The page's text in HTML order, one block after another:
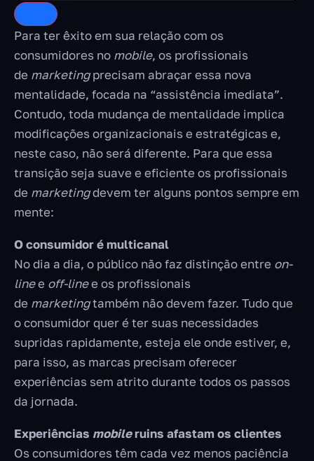
Para ter êxito em sua relação com os
consumidores no mobile, os profissionais
de marketingprecisam abraçar essa nova
mentalidade, focada na “assistência imediata”.
Contudo, toda mudança de mentalidade implica
modificações organizacionais e estratégicas e,
neste caso, não será diferente. Para que essa
transição seja suave e eficiente os profissionais
de marketingdevem ter alguns pontos sempre em
mente:
O consumidor é multicanal
No dia a dia, o público não faz distinção entre on-
linee off-linee os profissionais
de marketingtambém não devem fazer. Tudo que
o consumidor quer é ter suas necessidades
supridas rapidamente, esteja ele onde estiver, e,
para isso, as marcas precisam oferecer
experiências sem atrito durante todos os passos
da jornada.
Experiências mobileruins afastam os clientes
Os consumidores têm cada vez menos paciência